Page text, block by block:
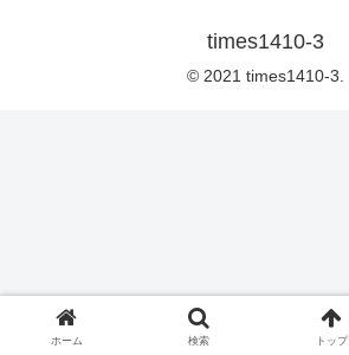
times1410-3
© 2021 times1410-3.
ホーム 検索 トップ